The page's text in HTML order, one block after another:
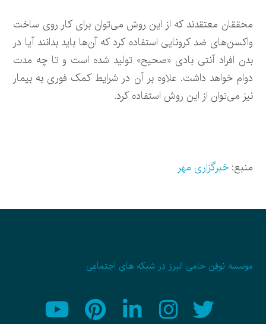
محققان معتقدند که از این روش می‌توان برای کار روی ساخت
واکسن‌های ضد کرونایی استفاده کرد که آن‌ها باید بدانند آیا در
بدن افراد آنتی بادی «صحیح» تولید شده است و تا چه مدت
دوام خواهد داشت. علاوه بر آن در شرایط کمک فوری به بیمار
نیز می‌توان از این روش استفاده کرد.
منبع:خبرگزاری مهر
موسسه نوفن حامی البرز در شبکه های اجتماعی